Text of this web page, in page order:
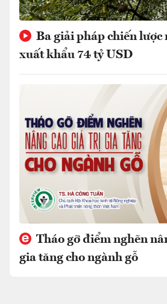
Ba giải pháp chiến lược
xuất khẩu 74 tỷ USD
Tháo gỡ điểm nghẽn
gia tăng cho ngành gỗ